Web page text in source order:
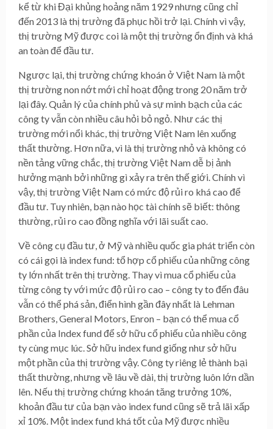
kể từ khi Đại khủng hoảng năm 1929 nhưng cũng chỉ
đến 2013 là thị trường đã phục hồi trở lại. Chính vì vậy,
thị trường Mỹ được coi là một thị trường ổn định và khá
an toàn để đầu tư.
Ngược lại, thị trường chứng khoán ở Việt Nam là một
thị trường non nớt mới chỉ hoạt động trong 20 năm trở
lại đây. Quản lý của chính phủ và sự minh bạch của các
công ty vẫn còn nhiều câu hỏi bỏ ngỏ. Như các thị
trường mới nổi khác, thị trường Việt Nam lên xuống
thất thường. Hơn nữa, vì là thị trường nhỏ và không có
nền tảng vững chắc, thị trường Việt Nam dễ bị ảnh
hưởng mạnh bởi những gì xảy ra trên thế giới. Chính vì
vậy, thị trường Việt Nam có mức độ rủi ro khá cao để
đầu tư. Tuy nhiên, bạn nào học tài chính sẽ biết: thông
thường, rủi ro cao đồng nghĩa với lãi suất cao.
Về công cụ đầu tư, ở Mỹ và nhiều quốc gia phát triển còn
có cái gọi là index fund: tổ hợp cổ phiếu của những công
ty lớn nhất trên thị trường. Thay vì mua cổ phiếu của
từng công ty với mức độ rủi ro cao – công ty to đến đâu
vẫn có thể phá sản, điển hình gần đây nhất là Lehman
Brothers, General Motors, Enron – bạn có thể mua cổ
phần của Index fund để sở hữu cổ phiếu của nhiều công
ty cùng mục lúc. Sở hữu index fund giống như sở hữu
một phần của thị trường vậy. Công ty riêng lẻ thành bại
thất thường, nhưng về lâu về dài, thị trường luôn lớn dần
lên. Nếu thị trường chứng khoán tăng trưởng 10%,
khoản đầu tư của bạn vào index fund cũng sẽ trả lãi xấp
xỉ 10%. Một index fund khá tốt của Mỹ được nhiều